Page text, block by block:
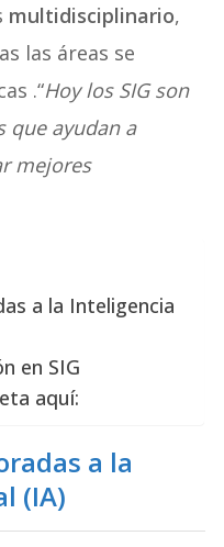
multidisciplinario,
las áreas se
.“Hoy los SIG son
que ayudan a
mejores
a la Inteligencia
en SIG
aquí:
a la
(IA)